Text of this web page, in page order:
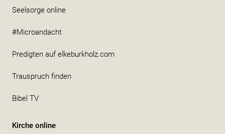
Seelsorge online
#Microandacht
Predigten auf elkeburkholz.com
Trauspruch finden
Bibel TV
Kirche online